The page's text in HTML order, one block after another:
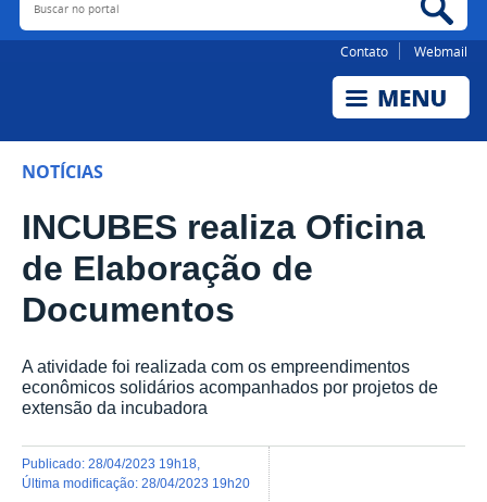
Contato Webmail
NOTÍCIAS
INCUBES realiza Oficina
de Elaboração de
Documentos
A atividade foi realizada com os empreendimentos
econômicos solidários acompanhados por projetos de
extensão da incubadora
publicado: 28/04/2023 19h18
última modificação: 28/04/2023 19h20